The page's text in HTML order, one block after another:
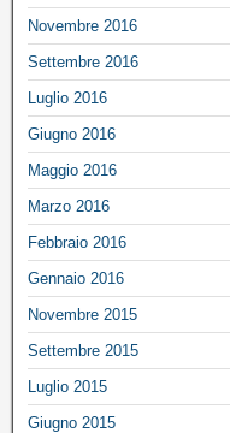
Novembre 2016
Settembre 2016
Luglio 2016
Giugno 2016
Maggio 2016
Marzo 2016
Febbraio 2016
Gennaio 2016
Novembre 2015
Settembre 2015
Luglio 2015
Giugno 2015